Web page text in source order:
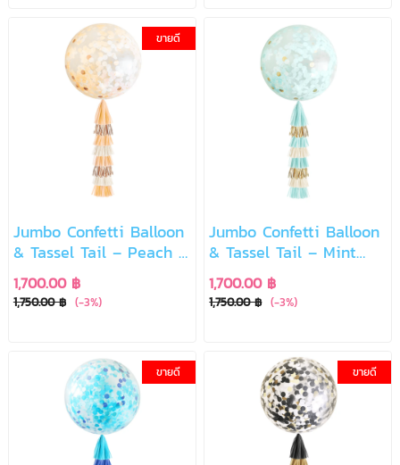
ขายดี
Jumbo Confetti Balloon
& Tassel Tail – Peach &
Rose Gold Romance
1,700.00 ฿
1,750.00 ฿ (-3%)
Jumbo Confetti Balloon
& Tassel Tail – Mint
Gold Breeze
1,700.00 ฿
1,750.00 ฿ (-3%)
ขายดี ขายดี